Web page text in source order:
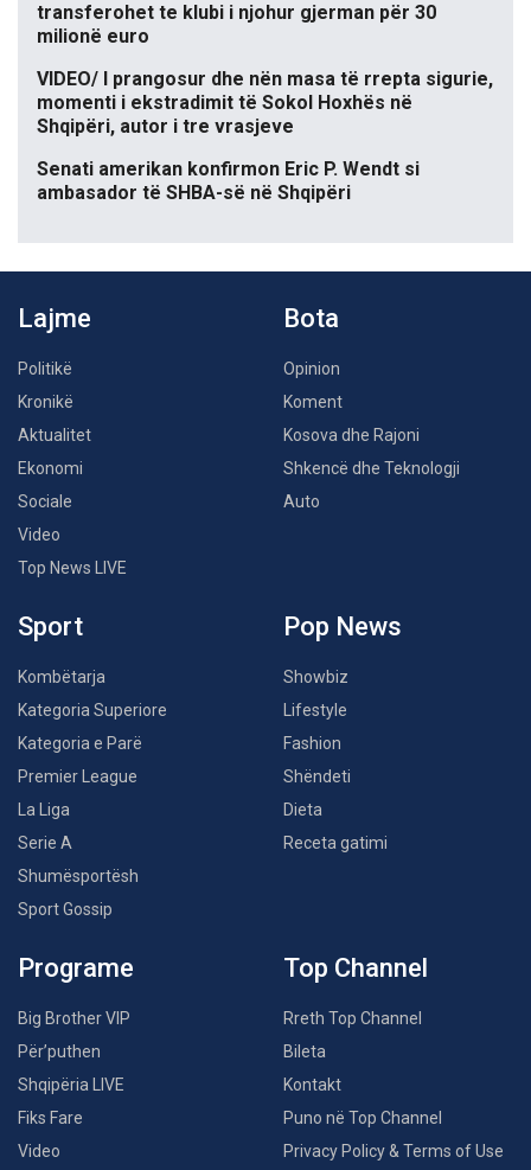
transferohet te klubi i njohur gjerman për 30
milionë euro
VIDEO/ I prangosur dhe nën masa të rrepta sigurie,
momenti i ekstradimit të Sokol Hoxhës në
Shqipëri, autor i tre vrasjeve
Senati amerikan konfirmon Eric P. Wendt si
ambasador të SHBA-së në Shqipëri
Lajme
Politikë
Kronikë
Aktualitet
Ekonomi
Sociale
Video
Top News LIVE
Bota
Opinion
Koment
Kosova dhe Rajoni
Shkencë dhe Teknologji
Auto
Sport
Kombëtarja
Kategoria Superiore
Kategoria e Parë
Premier League
La Liga
Serie A
Shumësportësh
Sport Gossip
Pop News
Showbiz
Lifestyle
Fashion
Shëndeti
Dieta
Receta gatimi
Programe
Big Brother VIP
Për’puthen
Shqipëria LIVE
Fiks Fare
Video
Top Channel
Rreth Top Channel
Bileta
Kontakt
Puno në Top Channel
Privacy Policy & Terms of Use